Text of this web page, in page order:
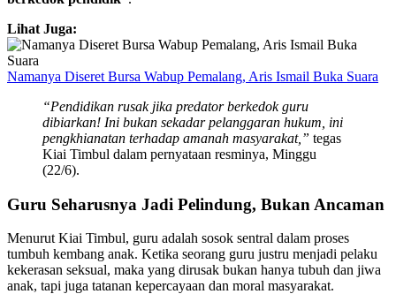
Lihat Juga:
Namanya Diseret Bursa Wabup Pemalang, Aris Ismail Buka Suara
“Pendidikan rusak jika predator berkedok guru
dibiarkan! Ini bukan sekadar pelanggaran hukum, ini
pengkhianatan terhadap amanah masyarakat,” tegas
Kiai Timbul dalam pernyataan resminya, Minggu
(22/6).
Guru Seharusnya Jadi Pelindung, Bukan Ancaman
Menurut Kiai Timbul, guru adalah sosok sentral dalam proses
tumbuh kembang anak. Ketika seorang guru justru menjadi pelaku
kekerasan seksual, maka yang dirusak bukan hanya tubuh dan jiwa
anak, tapi juga tatanan kepercayaan dan moral masyarakat.